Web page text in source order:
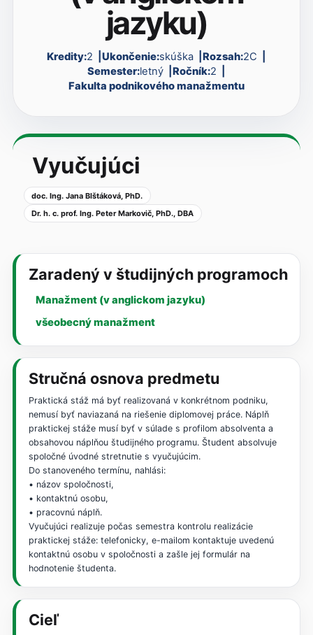
jazyku)
Kredity:2 Ukončenie:skúška Rozsah:2C
Semester:letný Ročník:2
Fakulta podnikového manažmentu
Vyučujúci
doc. Ing. Jana Blštáková, PhD.
Dr. h. c. prof. Ing. Peter Markovič, PhD., DBA
Zaradený v študijných programoch
Manažment (v anglickom jazyku)
všeobecný manažment
Stručná osnova predmetu
Praktická stáž má byť realizovaná v konkrétnom podniku,
nemusí byť naviazaná na riešenie diplomovej práce. Náplň
praktickej stáže musí byť v súlade s profilom absolventa a
obsahovou náplňou študijného programu. Študent absolvuje
spoločné úvodné stretnutie s vyučujúcim.
Do stanoveného termínu, nahlási:
• názov spoločnosti,
• kontaktnú osobu,
• pracovnú náplň.
Vyučujúci realizuje počas semestra kontrolu realizácie
praktickej stáže: telefonicky, e-mailom kontaktuje uvedenú
kontaktnú osobu v spoločnosti a zašle jej formulár na
hodnotenie študenta.
Cieľ